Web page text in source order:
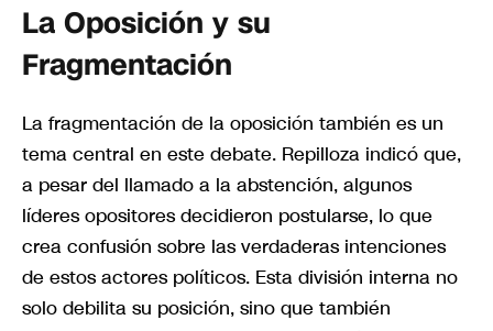
La Oposición y su
Fragmentación
La fragmentación de la oposición también es un
tema central en este debate. Repilloza indicó que,
a pesar del llamado a la abstención, algunos
líderes opositores decidieron postularse, lo que
crea confusión sobre las verdaderas intenciones
de estos actores políticos. Esta división interna no
solo debilita su posición, sino que también